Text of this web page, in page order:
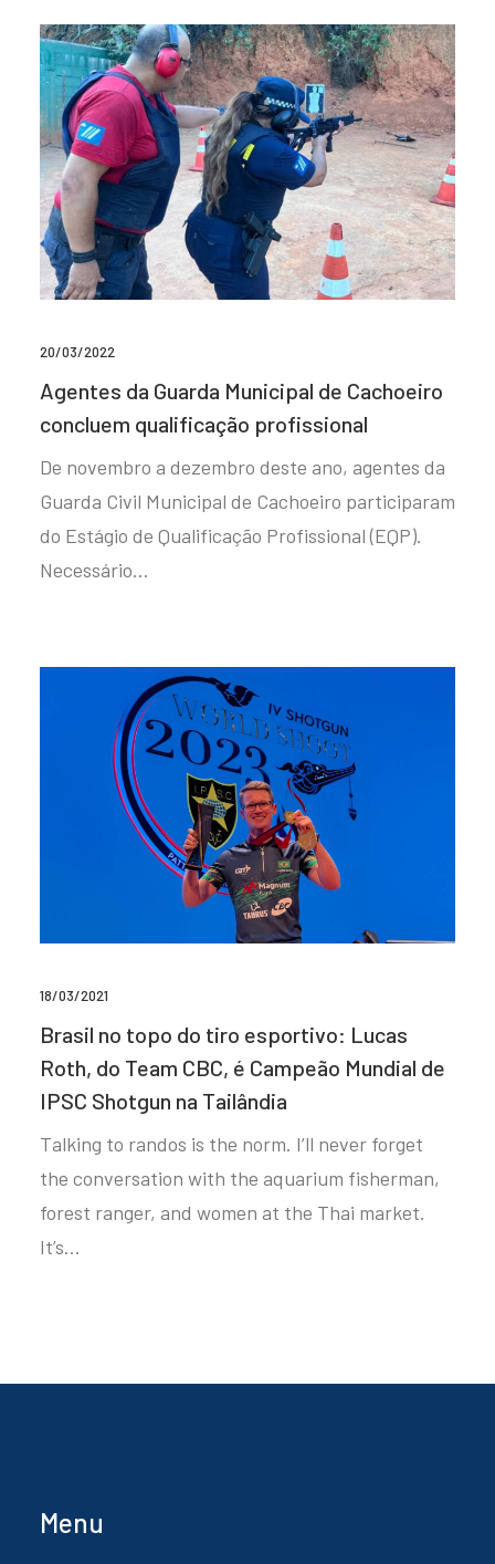
20/03/2022
Agentes da Guarda Municipal de Cachoeiro
concluem qualificação profissional
De novembro a dezembro deste ano, agentes da
Guarda Civil Municipal de Cachoeiro participaram
do Estágio de Qualificação Profissional (EQP).
Necessário…
18/03/2021
Brasil no topo do tiro esportivo: Lucas
Roth, do Team CBC, é Campeão Mundial de
IPSC Shotgun na Tailândia
Talking to randos is the norm. I’ll never forget
the conversation with the aquarium fisherman,
forest ranger, and women at the Thai market.
It’s…
Menu